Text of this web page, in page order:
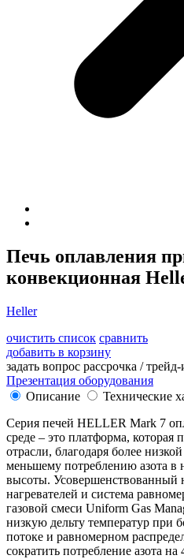
Печь оплавления
конвекционная
Heller
очистить список сравнить
добавить в корзину
задать вопрос рассрочка /
Презентация оборудования
Описание
Технические
Серия печей HELLER Mark 7
среде – это платформа, которая
отрасли, благодаря более
меньшему потреблению азота в
высоты. Усовершенствованный
нагревателей и система
газовой смеси Uniform Gas
низкую дельту температур при
потоке и равномерном
сократить потребление азота на